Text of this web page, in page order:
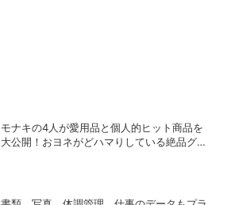
モナキの4人が愛用品と個人的ヒット商品を
大公開！おヨネがどハマりしている絶品グル